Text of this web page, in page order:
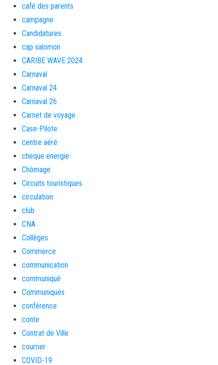
café des parents
campagne
Candidatures
cap salomon
CARIBE WAVE 2024
Carnaval
Carnaval 24
Carnaval 26
Carnet de voyage
Case-Pilote
centre aéré
cheque energie
Chômage
Circuits touristiques
circulation
club
CNA
Collèges
Commerce
communication
communiqué
Communiqués
conférence
conte
Contrat de Ville
courrier
COVID-19